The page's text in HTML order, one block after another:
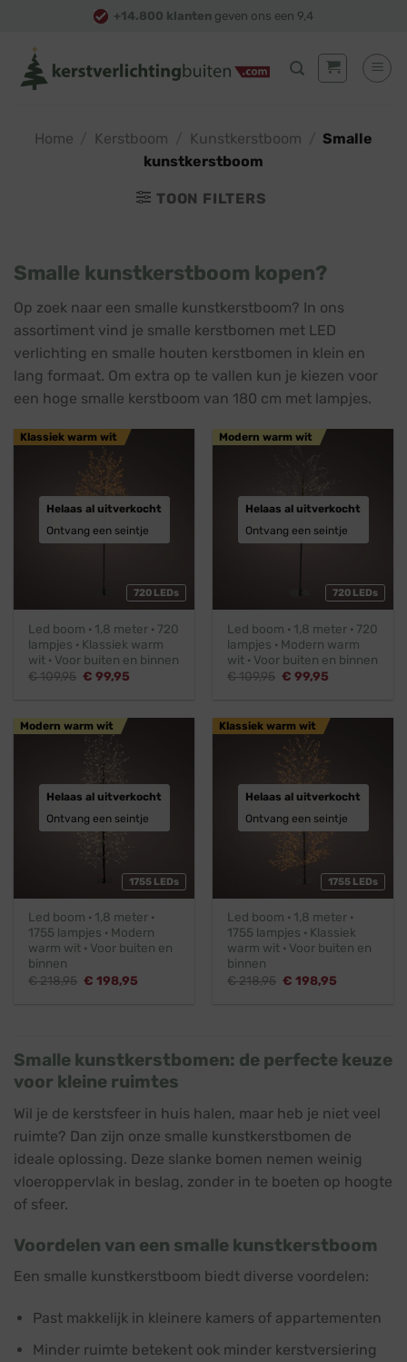
content
+14.800 klanten geven ons een 9,4
Home Kerstboom Kunstkerstboom
Smalle
kunstkerstboom
TOON FILTERS
Smalle kunstkerstboom kopen?
Op zoek naar een smalle kunstkerstboom? In ons
assortiment vind je smalle kerstbomen met LED
verlichting en smalle houten kerstbomen in klein en
lang formaat. Om extra op te vallen kun je kiezen voor
een hoge smalle kerstboom van 180 cm met lampjes.
720 LEDs
Klassiek warm wit
Helaas al uitverkocht
Ontvang een seintje
Led boom · 1,8 meter · 720
lampjes · Klassiek warm
wit · Voor buiten en binnen
€109,95 Oorspronkelijke
€ 99,95
720 LEDs
Modern warm wit
Helaas al uitverkocht
Ontvang een seintje
Led boom · 1,8 meter · 720
lampjes · Modern warm
wit · Voor buiten en binnen
€109,95 Oorspronkelijke
€ 99,95
1755 LEDs
Modern warm wit
Helaas al uitverkocht
Ontvang een seintje
Led boom · 1,8 meter ·
1755 lampjes · Modern
warm wit · Voor buiten en
binnen
€218,95 Oorspronkelijke
€ 198,95
1755 LEDs
Klassiek warm wit
Helaas al uitverkocht
Ontvang een seintje
Led boom · 1,8 meter ·
1755 lampjes · Klassiek
warm wit · Voor buiten en
binnen
€218,95 Oorspronkelijke
€ 198,95
Smalle kunstkerstbomen: de perfecte keuze
voor kleine ruimtes
Wil je de kerstsfeer in huis halen, maar heb je niet veel
ruimte? Dan zijn onze smalle kunstkerstbomen de
ideale oplossing. Deze slanke bomen nemen weinig
vloeroppervlak in beslag, zonder in te boeten op hoogte
of sfeer.
Voordelen van een smalle kunstkerstboom
Een smalle kunstkerstboom biedt diverse voordelen:
Past makkelijk in kleinere kamers of appartementen
Minder ruimte betekent ook minder kerstversiering